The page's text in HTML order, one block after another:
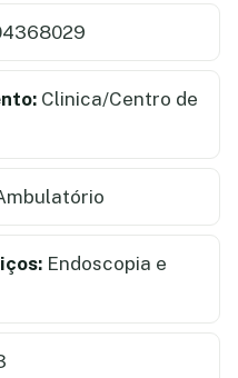
Clinica/Centro de
Endoscopia e